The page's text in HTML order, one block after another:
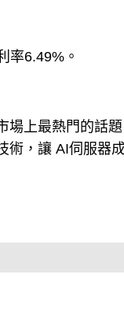
率6.49%。
場上最熱門的話
術，讓 AI伺服器